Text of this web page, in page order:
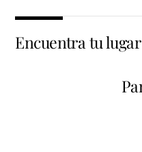
Encuentra tu